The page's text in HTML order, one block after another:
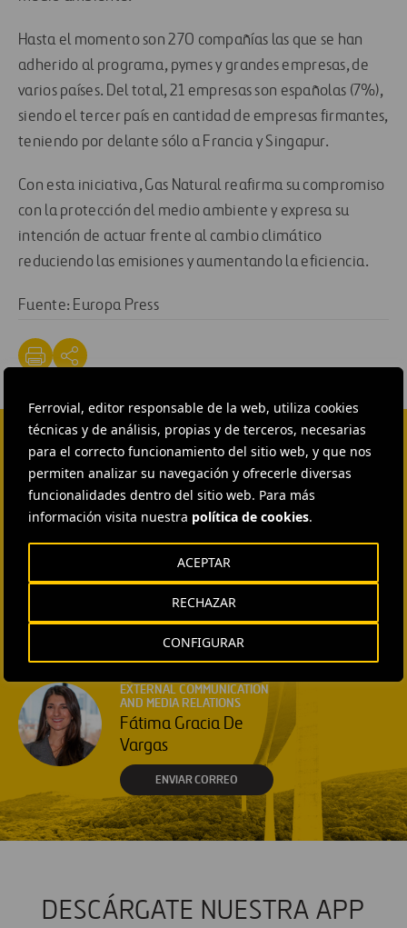
Ferrovial, editor responsable de la web, utiliza cookies
técnicas y de análisis, propias y de terceros, necesarias
para el correcto funcionamiento del sitio web, y que nos
permiten analizar su navegación y ofrecerle diversas
funcionalidades dentro del sitio web. Para más
información visita nuestra política de cookies.
CONFIGURAR
RECHAZAR
ACEPTAR
Hasta el momento son 270 compañías las que se han
adherido al programa, pymes y grandes empresas, de
varios países. Del total, 21 empresas son españolas (7%),
siendo el tercer país en cantidad de empresas firmantes,
teniendo por delante sólo a Francia y Singapur.
Con esta iniciativa, Gas Natural reafirma su compromiso
con la protección del medio ambiente y expresa su
intención de actuar frente al cambio climático
reduciendo las emisiones y aumentando la eficiencia.
Fuente: Europa Press
CONTACTA CON NOSOTROS
HEAD OF EXTERNAL
COMMUNICATION AND
INSTITUTIONAL RELATIONS
Ana García Ruiz
EXTERNAL COMMUNICATION
AND MEDIA RELATIONS
ENVIAR CORREO
EXTERNAL COMMUNICATION
AND MEDIA RELATIONS
Fátima Gracia De
Vargas
ENVIAR CORREO
DESCÁRGATE NUESTRA APP